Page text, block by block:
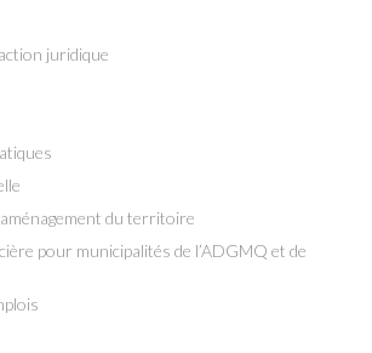
juridique
du territoire
pour municipalités de l’ADGMQ et de